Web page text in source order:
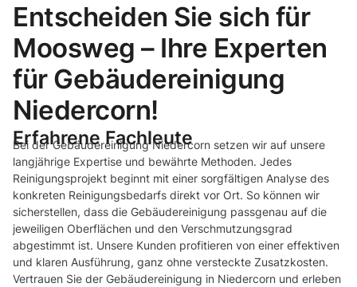
Entscheiden Sie sich für
Moosweg – Ihre Experten
für Gebäudereinigung
Niedercorn!
Erfahrene Fachleute
Bei der Gebäudereinigung Niedercorn setzen wir auf unsere
langjährige Expertise und bewährte Methoden. Jedes
Reinigungsprojekt beginnt mit einer sorgfältigen Analyse des
konkreten Reinigungsbedarfs direkt vor Ort. So können wir
sicherstellen, dass die Gebäudereinigung passgenau auf die
jeweiligen Oberflächen und den Verschmutzungsgrad
abgestimmt ist. Unsere Kunden profitieren von einer effektiven
und klaren Ausführung, ganz ohne versteckte Zusatzkosten.
Vertrauen Sie der Gebäudereinigung in Niedercorn und erleben